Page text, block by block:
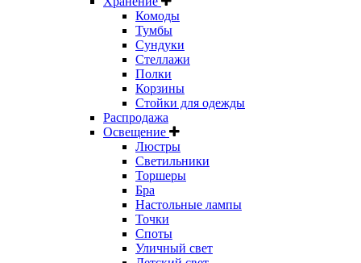
Комоды
Тумбы
Сундуки
Стеллажи
Полки
Корзины
Стойки для одежды
Распродажа
Освещение
Люстры
Светильники
Торшеры
Бра
Настольные лампы
Точки
Споты
Уличный свет